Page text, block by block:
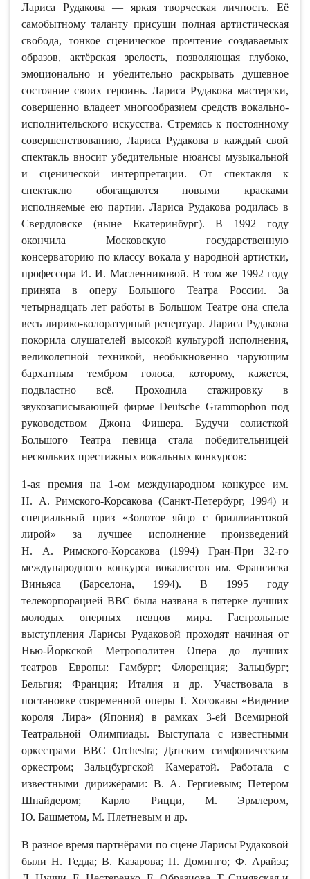
Лариса Рудакова — яркая творческая личность. Её
самобытному таланту присущи полная артистическая
свобода, тонкое сценическое прочтение создаваемых
образов, актёрская зрелость, позволяющая глубоко,
эмоционально и убедительно раскрывать душевное
состояние своих героинь. Лариса Рудакова мастерски,
совершенно владеет многообразием средств вокально-
исполнительского искусства. Стремясь к постоянному
совершенствованию, Лариса Рудакова в каждый свой
спектакль вносит убедительные нюансы музыкальной
и сценической интерпретации. От спектакля к
спектаклю обогащаются новыми красками
исполняемые ею партии. Лариса Рудакова родилась в
Свердловске (ныне Екатеринбург). В 1992 году
окончила Московскую государственную
консерваторию по классу вокала у народной артистки,
профессора И. И. Масленниковой. В том же 1992 году
принята в оперу Большого Театра России. За
четырнадцать лет работы в Большом Театре она спела
весь лирико-колоратурный репертуар. Лариса Рудакова
покорила слушателей высокой культурой исполнения,
великолепной техникой, необыкновенно чарующим
бархатным тембром голоса, которому, кажется,
подвластно всё. Проходила стажировку в
звукозаписывающей фирме Deutsche Grammophon под
руководством Джона Фишера. Будучи солисткой
Большого Театра певица стала победительницей
нескольких престижных вокальных конкурсов:
1-ая премия на 1-ом международном конкурсе им.
Н. А. Римского-Корсакова (Санкт-Петербург, 1994) и
специальный приз «Золотое яйцо с бриллиантовой
лирой» за лучшее исполнение произведений
Н. А. Римского-Корсакова (1994) Гран-При 32-го
международного конкурса вокалистов им. Франсиска
Виньяса (Барселона, 1994). В 1995 году
телекорпорацией BBC была названа в пятерке лучших
молодых оперных певцов мира. Гастрольные
выступления Ларисы Рудаковой проходят начиная от
Нью-Йоркской Метрополитен Опера до лучших
театров Европы: Гамбург; Флоренция; Зальцбург;
Бельгия; Франция; Италия и др. Участвовала в
постановке современной оперы Т. Хосокавы «Видение
короля Лира» (Япония) в рамках 3-ей Всемирной
Театральной Олимпиады. Выступала с известными
оркестрами BBC Orchestra; Датским симфоническим
оркестром; Зальцбургской Камератой. Работала с
известными дирижёрами: В. А. Гергиевым; Петером
Шнайдером; Карло Рицци, М. Эрмлером,
Ю. Башметом, М. Плетневым и др.
В разное время партнёрами по сцене Ларисы Рудаковой
были Н. Гедда; В. Казарова; П. Доминго; Ф. Арайза;